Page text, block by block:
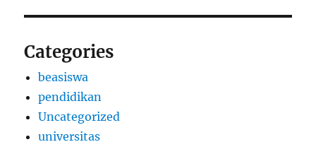
Categories
beasiswa
pendidikan
Uncategorized
universitas